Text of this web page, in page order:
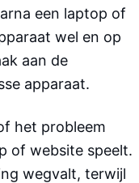
een laptop of
wel en op
aan de
apparaat.
het probleem
of website speelt.
wegvalt, terwijl